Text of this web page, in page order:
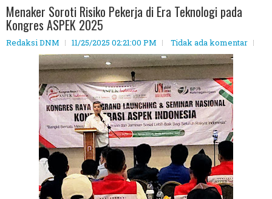
Menaker Soroti Risiko Pekerja di Era Teknologi pada
Kongres ASPEK 2025
Redaksi DNM 11/25/2025 02:21:00 PM Tidak ada komentar